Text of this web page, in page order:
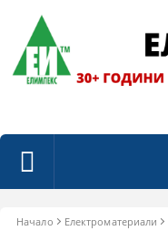
Начало Електроматериали